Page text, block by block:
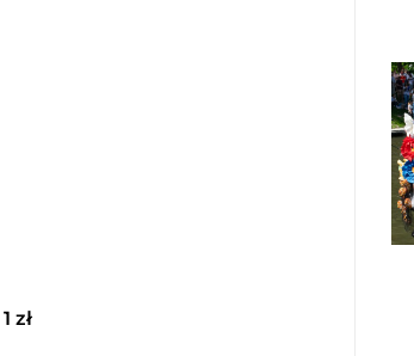
1 zł